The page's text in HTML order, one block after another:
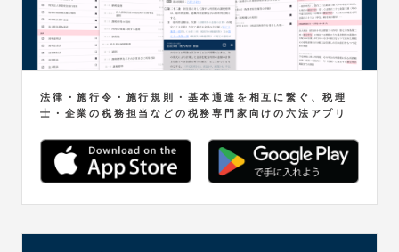
法律・施行令・施行規則・基本通達を相互に繋ぐ、税理
士・企業の税務担当などの税務専門家向けの六法アプリ